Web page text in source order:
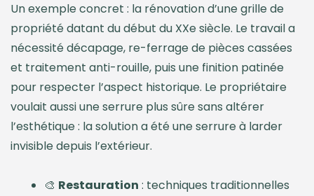
Un exemple concret : la rénovation d’une grille de
propriété datant du début du XXe siècle. Le travail a
nécessité décapage, re-ferrage de pièces cassées
et traitement anti-rouille, puis une finition patinée
pour respecter l’aspect historique. Le propriétaire
voulait aussi une serrure plus sûre sans altérer
l’esthétique : la solution a été une serrure à larder
invisible depuis l’extérieur.
🎨 Restauration : techniques traditionnelles